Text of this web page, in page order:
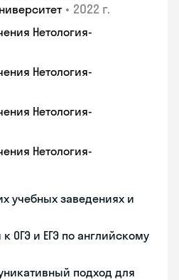
• 2022 г.
Нетология-
Нетология-
Нетология-
Нетология-
учебных заведениях и
ОГЭ и ЕГЭ по английскому
подход для